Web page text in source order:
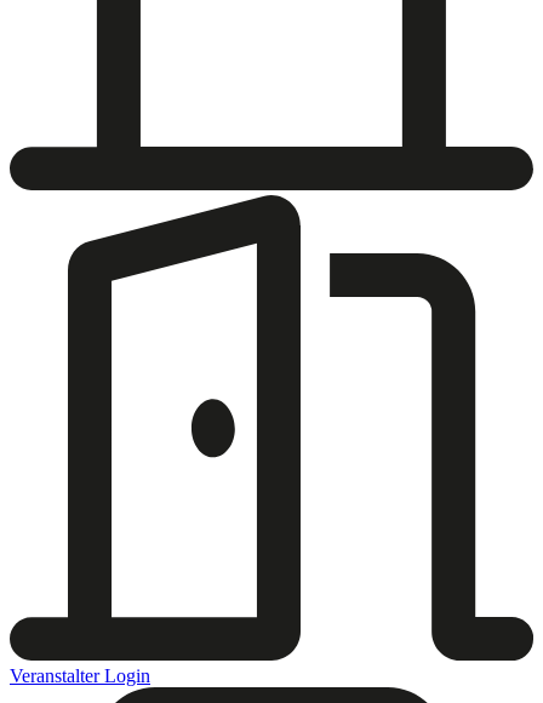
Veranstalter Login